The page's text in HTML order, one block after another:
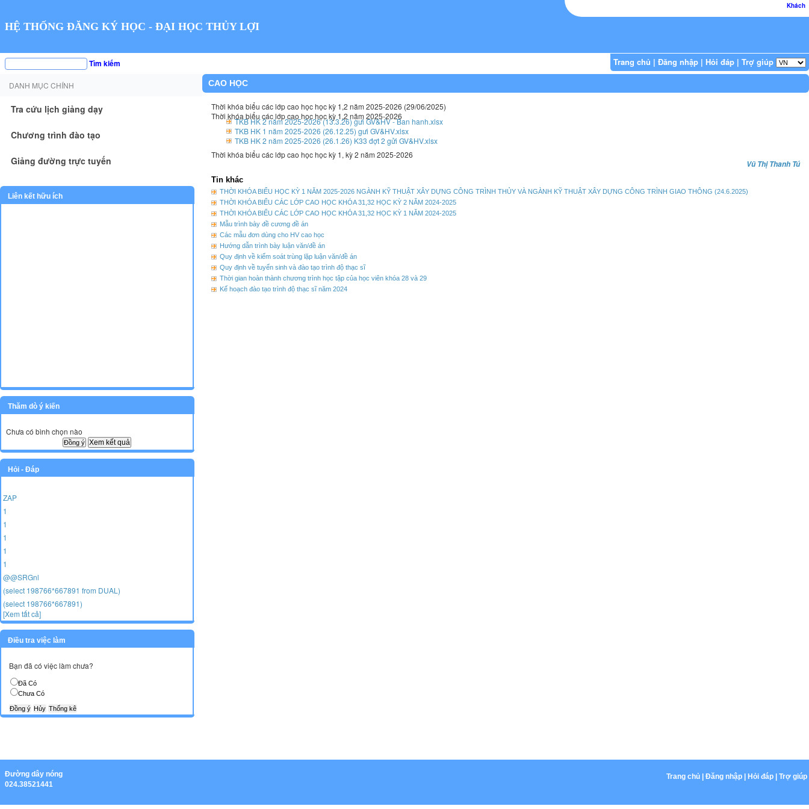
HỆ THỐNG ĐĂNG KÝ HỌC - ĐẠI HỌC THỦY LỢI
Trang chủ | Đăng nhập | Hỏi đáp | Trợ giúp
Khách
Tìm kiếm
DANH MỤC CHÍNH
Tra cứu lịch giảng dạy
Chương trình đào tạo
Giảng đường trực tuyến
Liên kết hữu ích
Thăm dò ý kiến
Chưa có bình chọn nào
Xem kết quả
Hỏi - Đáp
ZAP
1
1
1
1
1
@@SRGnl
(select 198766*667891 from DUAL)
(select 198766*667891)
[Xem tất cả]
Điều tra việc làm
Bạn đã có việc làm chưa?
Đã Có
Chưa Có
CAO HỌC
Thời khóa biểu các lớp cao học học kỳ 1,2 năm 2025-2026 (29/06/2025)
Thời khóa biểu các lớp cao học học kỳ 1,2 năm 2025-2026
TKB HK 2 năm 2025-2026 (13.3.26) gưi GV&HV - Ban hanh.xlsx
TKB HK 1 năm 2025-2026 (26.12.25) gưi GV&HV.xlsx
TKB HK 2 năm 2025-2026 (26.1.26) K33 đợt 2 gửi GV&HV.xlsx
Thời khóa biểu các lớp cao học học kỳ 1, kỳ 2 năm 2025-2026
Vũ Thị Thanh Tú
Tin khác
THỜI KHÓA BIỂU HỌC KỲ 1 NĂM 2025-2026 NGÀNH KỸ THUẬT XÂY DỰNG CÔNG TRÌNH THỦY VÀ NGÀNH KỸ THUẬT XÂY DỰNG CÔNG TRÌNH GIAO THÔNG (24.6.2025)
THỜI KHÓA BIỂU CÁC LỚP CAO HỌC KHÓA 31,32 HỌC KỲ 2 NĂM 2024-2025
THỜI KHÓA BIỂU CÁC LỚP CAO HỌC KHÓA 31,32 HỌC KỲ 1 NĂM 2024-2025
Mẫu trình bày đề cương đề án
Các mẫu đơn dùng cho HV cao học
Hướng dẫn trình bày luận văn/đề án
Quy định về kiểm soát trùng lặp luận văn/đề án
Quy định về tuyển sinh và đào tạo trình độ thạc sĩ
Thời gian hoàn thành chương trình học tập của học viên khóa 28 và 29
Kế hoạch đào tạo trình độ thạc sĩ năm 2024
Ðường dây nóng
024.38521441
Trang chủ | Đăng nhập | Hỏi đáp | Trợ giúp